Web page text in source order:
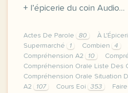
+ l’épicerie du coin Audio…
Actes De Parole 80 À
Supermarché
1 Combien 4
Compréhension A2
10
Compréhension Orale Liste Des
Compréhension Orale Situation
A2
107 Cours Eoi 353